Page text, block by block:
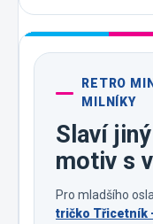
RETRO
MILNÍKY
Slaví
motiv s
Pro mladšího
tričko Třicetník